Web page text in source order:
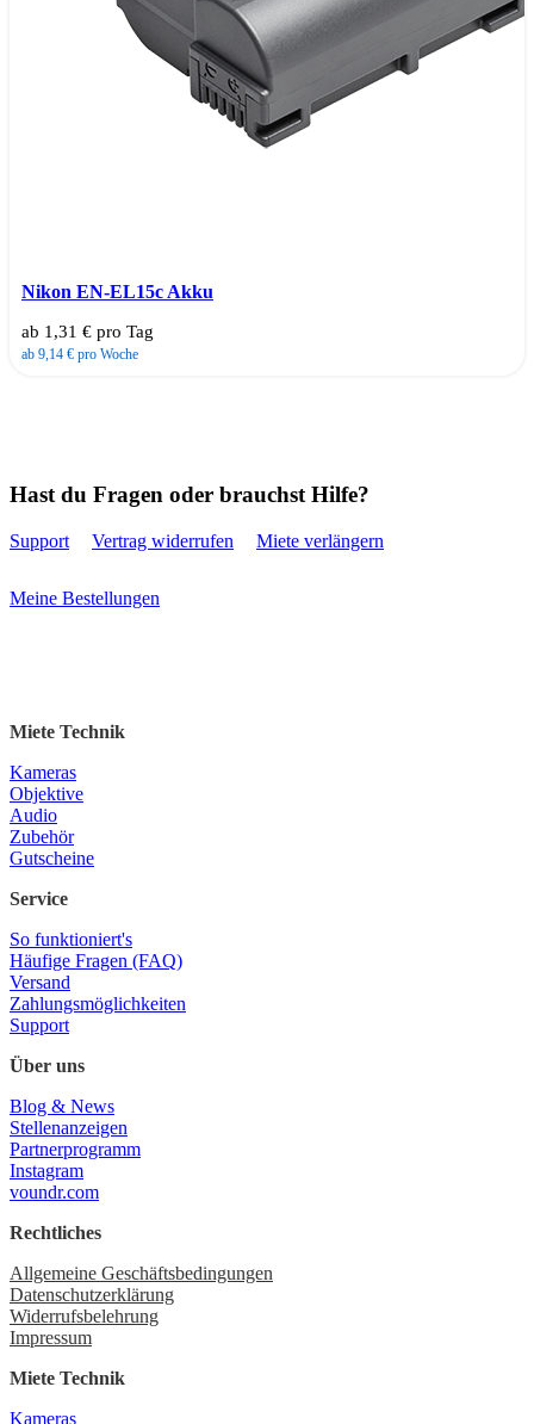
Nikon EN-EL15c Akku
ab 1,31 € pro Tag
ab 9,14 € pro Woche
Hast du Fragen oder brauchst Hilfe?
Support Vertrag widerrufen Miete verlängern
Meine Bestellungen
Miete Technik
Kameras
Objektive
Audio
Zubehör
Gutscheine
Service
So funktioniert's
Häufige Fragen (FAQ)
Versand
Zahlungsmöglichkeiten
Support
Über uns
Blog & News
Stellenanzeigen
Partnerprogramm
Instagram
voundr.com
Rechtliches
Allgemeine Geschäftsbedingungen
Datenschutzerklärung
Widerrufsbelehrung
Impressum
Miete Technik
Kameras